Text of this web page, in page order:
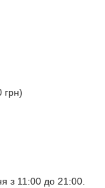
грн)
з 11:00 до 21:00.